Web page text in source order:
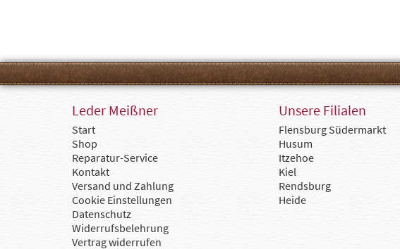
Doppler
dugros
Eoto
Ergobag
Fabrizio
Fjällräven
Flanigan
Flynka
Gerry Weber
Golden Head
Goldline
GOT BAG
Götz
Guess
Leder Meißner
Start
Shop
Reparatur-Service
Kontakt
Versand und Zahlung
Cookie Einstellungen
Datenschutz
Widerrufsbelehrung
Vertrag widerrufen
Unsere Filialen
Flensburg Südermarkt
Husum
Itzehoe
Kiel
Rendsburg
Heide